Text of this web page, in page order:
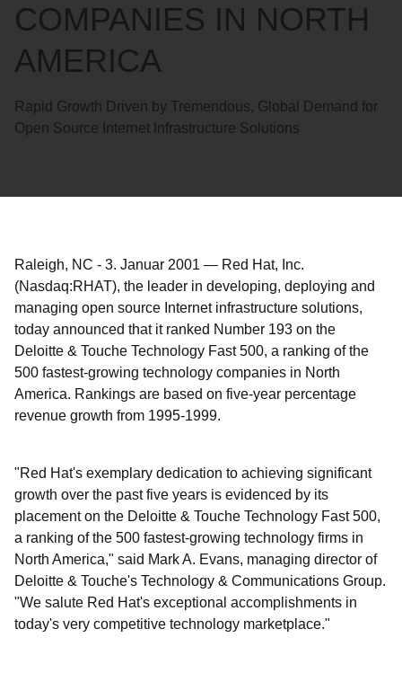
COMPANIES IN NORTH
AMERICA
Rapid Growth Driven by Tremendous, Global Demand for
Open Source Internet Infrastructure Solutions
Raleigh, NC - 3. Januar 2001 — Red Hat, Inc.
(Nasdaq:RHAT), the leader in developing, deploying and
managing open source Internet infrastructure solutions,
today announced that it ranked Number 193 on the
Deloitte & Touche Technology Fast 500, a ranking of the
500 fastest-growing technology companies in North
America. Rankings are based on five-year percentage
revenue growth from 1995-1999.
"Red Hat's exemplary dedication to achieving significant
growth over the past five years is evidenced by its
placement on the Deloitte & Touche Technology Fast 500,
a ranking of the 500 fastest-growing technology firms in
North America," said Mark A. Evans, managing director of
Deloitte & Touche's Technology & Communications Group.
"We salute Red Hat's exceptional accomplishments in
today's very competitive technology marketplace."